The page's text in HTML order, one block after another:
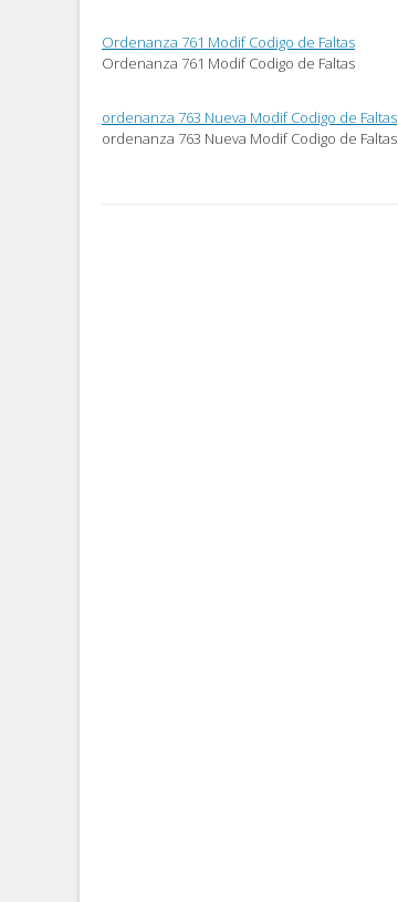
Ordenanza 761 Modif Codigo de Faltas
Ordenanza 761 Modif Codigo de Faltas
ordenanza 763 Nueva Modif Codigo de Faltas
ordenanza 763 Nueva Modif Codigo de Faltas